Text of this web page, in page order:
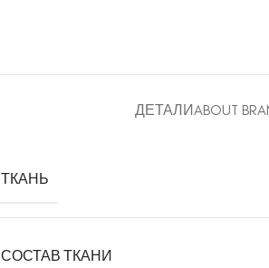
ДЕТАЛИABOUT
ТКАНЬ
СОСТАВ ТКАНИ